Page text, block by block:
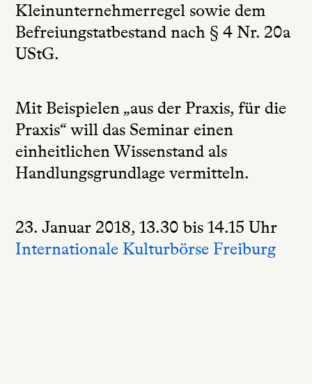
Kleinunternehmerregel sowie dem
Befreiungstatbestand nach § 4 Nr. 20a
UStG.
Mit Beispielen „aus der Praxis, für die
Praxis“ will das Seminar einen
einheitlichen Wissenstand als
Handlungsgrundlage vermitteln.
23. Januar 2018, 13.30 bis 14.15 Uhr
Internationale Kulturbörse Freiburg